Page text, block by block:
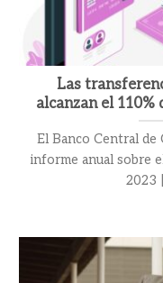
Las
alcanzan el 110%
El Banco Central de
informe anual sobre
2023